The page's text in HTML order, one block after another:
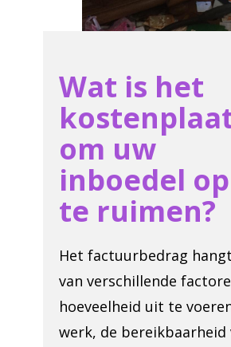
Wat is het
om uw
inboedel op
te ruimen?
Het factuurbedrag
van verschillende
hoeveelheid uit te
werk, de bereikbaarheid